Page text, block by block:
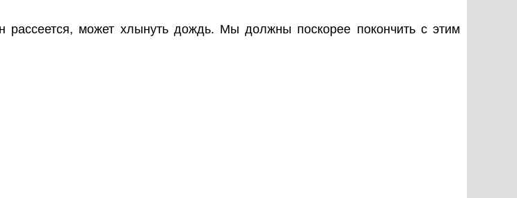
может хлынуть дождь. Мы должны поскорее покончить с этим